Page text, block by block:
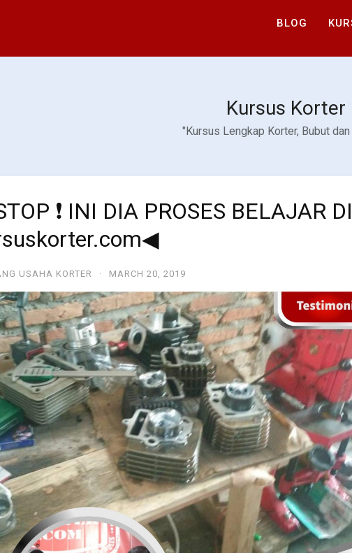
BLOG
Kursus Korter
"Kursus Lengkap Korter, Bubut
❗ INI DIA PROSES BELAJAR DI
USAHA KORTER · MARCH 20, 2019